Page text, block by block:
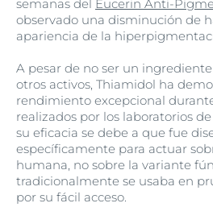
semanas del Eucerin Anti-
observado una disminución de
apariencia de la
A pesar de no ser un
otros activos, Thiamidol ha
rendimiento excepcional
realizados por los laboratorios
su eficacia se debe a que fue
específicamente para actuar
humana, no sobre la variante
tradicionalmente se usaba en
por su fácil acceso.